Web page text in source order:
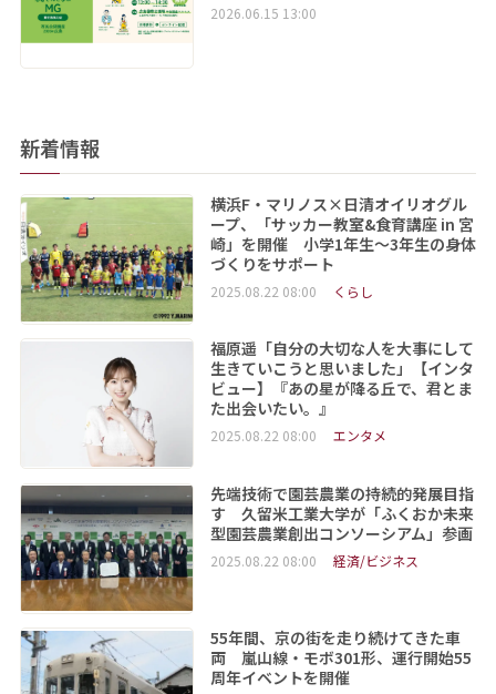
2026.06.15 13:00
新着情報
横浜F・マリノス×日清オイリオグル
ープ、「サッカー教室&食育講座 in 宮
崎」を開催 小学1年生～3年生の身体
づくりをサポート
2025.08.22 08:00 くらし
福原遥「自分の大切な人を大事にして
生きていこうと思いました」【インタ
ビュー】『あの星が降る丘で、君とま
た出会いたい。』
2025.08.22 08:00 エンタメ
先端技術で園芸農業の持続的発展目指
す 久留米工業大学が「ふくおか未来
型園芸農業創出コンソーシアム」参画
2025.08.22 08:00 経済/ビジネス
55年間、京の街を走り続けてきた車
両 嵐山線・モボ301形、運行開始55
周年イベントを開催